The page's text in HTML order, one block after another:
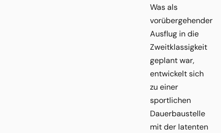
Was als
vorübergehender
Ausflug in die
Zweitklassigkeit
geplant war,
entwickelt sich
zu einer
sportlichen
Dauerbaustelle
mit der latenten